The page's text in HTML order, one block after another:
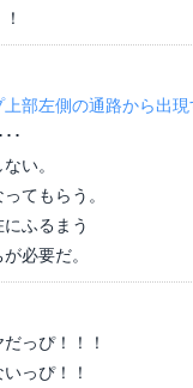
部左側の通路から出現
･
い。
てもらう。
ふるまう
必要だ。
っぴ！！！
っぴ！！